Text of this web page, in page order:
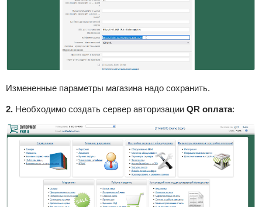
Измененные параметры магазина надо сохранить.
2.Необходимо создать сервер авторизации QR оплата: